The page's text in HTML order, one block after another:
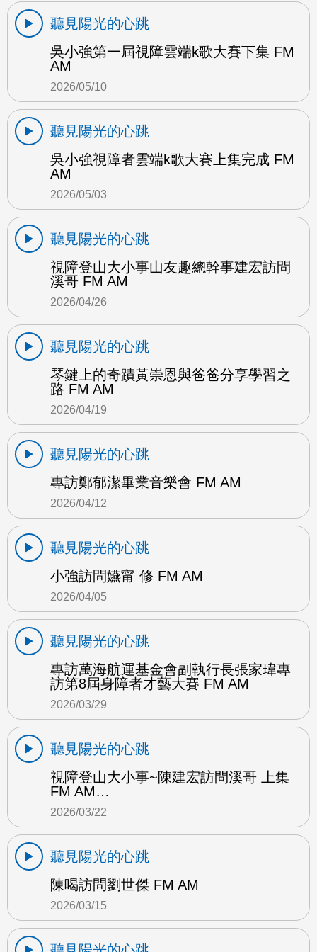
聽見陽光的心跳
吳小強第一屆視障雲端k歌大賽下集 FM
AM
2026/05/10
聽見陽光的心跳
吳小強視障者雲端k歌大賽上集完成 FM
AM
2026/05/03
聽見陽光的心跳
視障登山大小事山友趣總幹事建宏訪問
溪哥 FM AM
2026/04/26
聽見陽光的心跳
琴鍵上的奇蹟黃崇恩與爸爸分享學習之
路 FM AM
2026/04/19
聽見陽光的心跳
專訪鄭郁潔畢業音樂會 FM AM
2026/04/12
聽見陽光的心跳
小強訪問嬿甯 修 FM AM
2026/04/05
聽見陽光的心跳
專訪萬海航運基金會副執行長張家瑋專
訪第8屆身障者才藝大賽 FM AM
2026/03/29
聽見陽光的心跳
視障登山大小事~陳建宏訪問溪哥 上集
FM AM…
2026/03/22
聽見陽光的心跳
陳喝訪問劉世傑 FM AM
2026/03/15